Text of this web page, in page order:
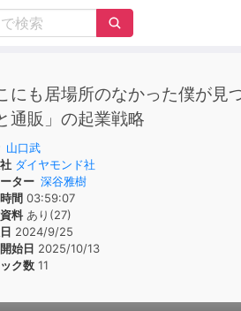
にも居場所のなかった僕が見
通販」の起業戦略
山口武
ダイヤモンド社
ター 深谷雅樹
間 03:59:07
料あり(27)
2024/9/25
始日 2025/10/13
ク数 11